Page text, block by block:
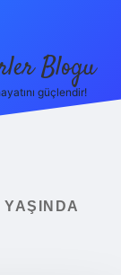
Blogu
güçlendir!